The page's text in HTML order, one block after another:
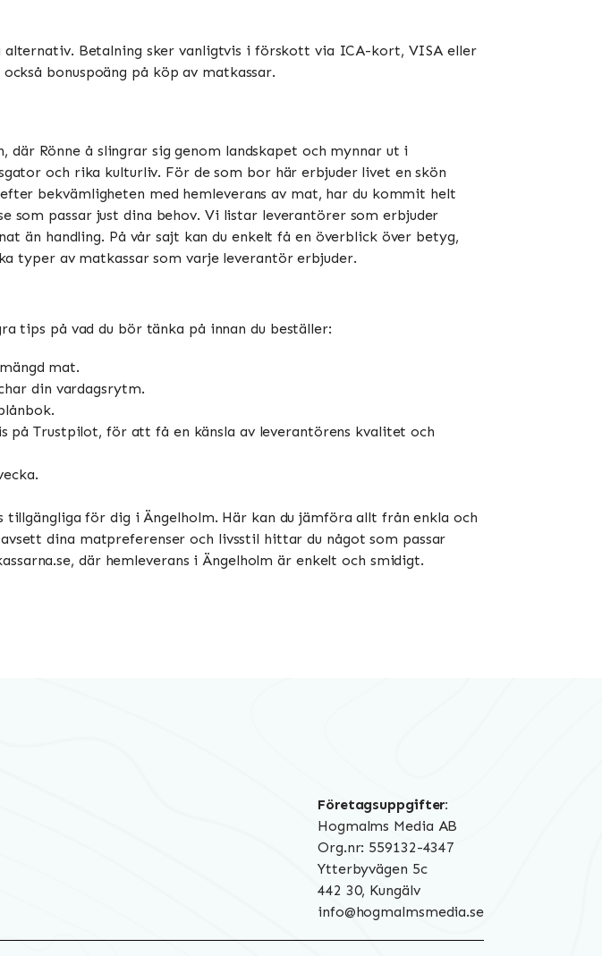
Betalning sker vanligtvis i förskott via ICA-kort, VISA eller
bonuspoäng på köp av matkassar​​.
där Rönne å slingrar sig genom landskapet och mynnar ut i
och rika kulturliv. För de som bor här erbjuder livet en skön
bekvämligheten med hemleverans av mat, har du kommit helt
som passar just dina behov. Vi listar leverantörer som erbjuder
än handling. På vår sajt kan du enkelt få en överblick över betyg,
typer av matkassar som varje leverantör erbjuder.
tips på vad du bör tänka på innan du beställer:
mat.
din vardagsrytm.
på Trustpilot, för att få en känsla av leverantörens kvalitet och
för dig i Ängelholm. Här kan du jämföra allt från enkla och
dina matpreferenser och livsstil hittar du något som passar
där hemleverans i Ängelholm är enkelt och smidigt.
Företagsuppgifter:
Hogmalms Media AB
Org.nr: 559132-4347
Ytterbyvägen 5c
442 30, Kungälv
info@hogmalmsmedia.se